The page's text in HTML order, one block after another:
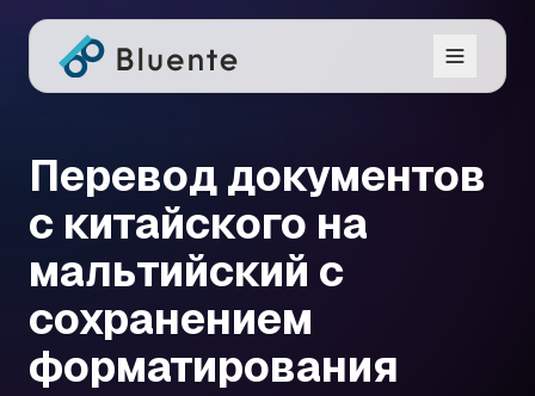
Перевод документов
с китайского на
мальтийский с
сохранением
форматирования